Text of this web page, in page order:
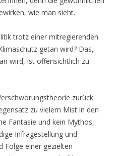
wie man sieht.
trotz einer mitregierenden
getan wird? Das,
wird, ist offensichtlich zu
zurück.
zu vielem Mist in den
Fantasie und kein Mythos,
Infragestellung und
Folge einer gezielten